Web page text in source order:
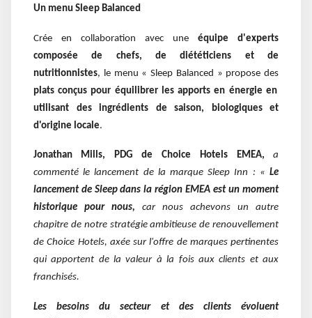
Un menu Sleep Balanced
Crée en collaboration avec une équipe d'experts
composée de chefs, de diététiciens et de
nutritionnistes, le menu « Sleep Balanced » propose des
plats conçus pour équilibrer les apports en énergie en
utilisant des ingrédients de saison, biologiques et
d'origine locale.
Jonathan Mills, PDG de Choice Hotels EMEA,a
commenté le lancement de la marque Sleep Inn : « Le
lancement de Sleep dans la région EMEA est un moment
historique pour nous, car nous achevons un autre
chapitre de notre stratégie ambitieuse de renouvellement
de Choice Hotels, axée sur l'offre de marques pertinentes
qui apportent de la valeur à la fois aux clients et aux
franchisés.
Les besoins du secteur et des clients évoluent